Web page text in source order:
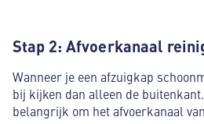
Stap 2: Afvoerkanaal
Wanneer je een afzuigkap
bij kijken dan alleen de
belangrijk om het afvoerkanaal